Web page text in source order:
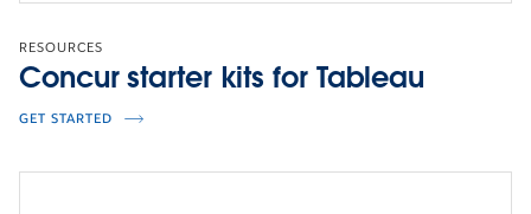
RESOURCES
Concur starter kits for Tableau
GET STARTED